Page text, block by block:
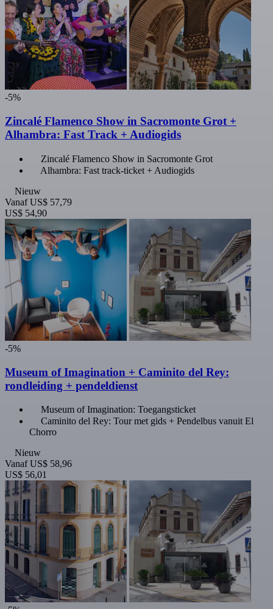
-5%
Zincalé Flamenco Show in Sacromonte Grot +
Alhambra: Fast Track + Audiogids
Zincalé Flamenco Show in Sacromonte Grot
Alhambra: Fast track-ticket + Audiogids
Nieuw
Vanaf US$ 57,79
US$ 54,90
-5%
Museum of Imagination + Caminito del Rey:
rondleiding + pendeldienst
Museum of Imagination: Toegangsticket
Caminito del Rey: Tour met gids + Pendelbus vanuit El
Chorro
Nieuw
Vanaf US$ 58,96
US$ 56,01